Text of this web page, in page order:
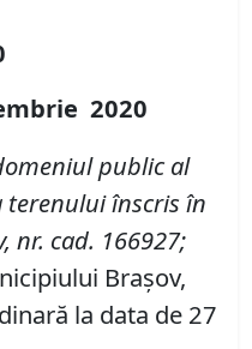
2020
public al
terenuluiînscris în
, nr. cad. 166927;
Brașov,
la data de 27